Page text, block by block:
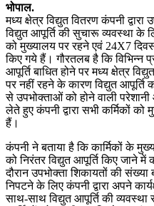
भोपाल.
मध्य क्षेत्र विद्युत वितरण कंपनी
विद्युत आपूर्ति की सुचारू व्यवस्था के
को मुख्यालय पर रहने एवं 24X7
किए गये हैं। गौरतलब है कि विभिन्‍न
आपूर्ति बाधित होने पर मध्‍य क्षेत्र
पर नहीं रहने के कारण विद्युत
से उपभोक्‍ताओं को होने वाली
लेते हुए कंपनी द्वारा सभी कर्मिकों
हैं।
कंपनी ने बताया है कि कार्मिकों के
को निरंतर विद्युत आपूर्ति किए जाने
दौरान उपभोक्ता शिकायतों की
निपटने के लिए कंपनी द्वारा अपने
साथ-साथ विद्युत आपूर्ति की व्यवस्था